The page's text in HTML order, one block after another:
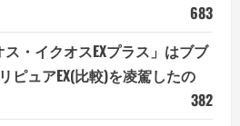
683
ス・イクオスEXプラス」はブブ
ピュアEX(比較)を凌駕したの
382